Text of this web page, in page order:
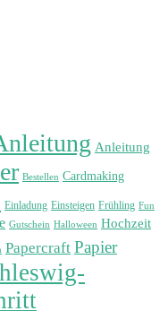
Anleitung
Bestellen Cardmaking
Einladung Einsteigen Frühling Fun
Gutschein Halloween Hochzeit
Papercraft Papier